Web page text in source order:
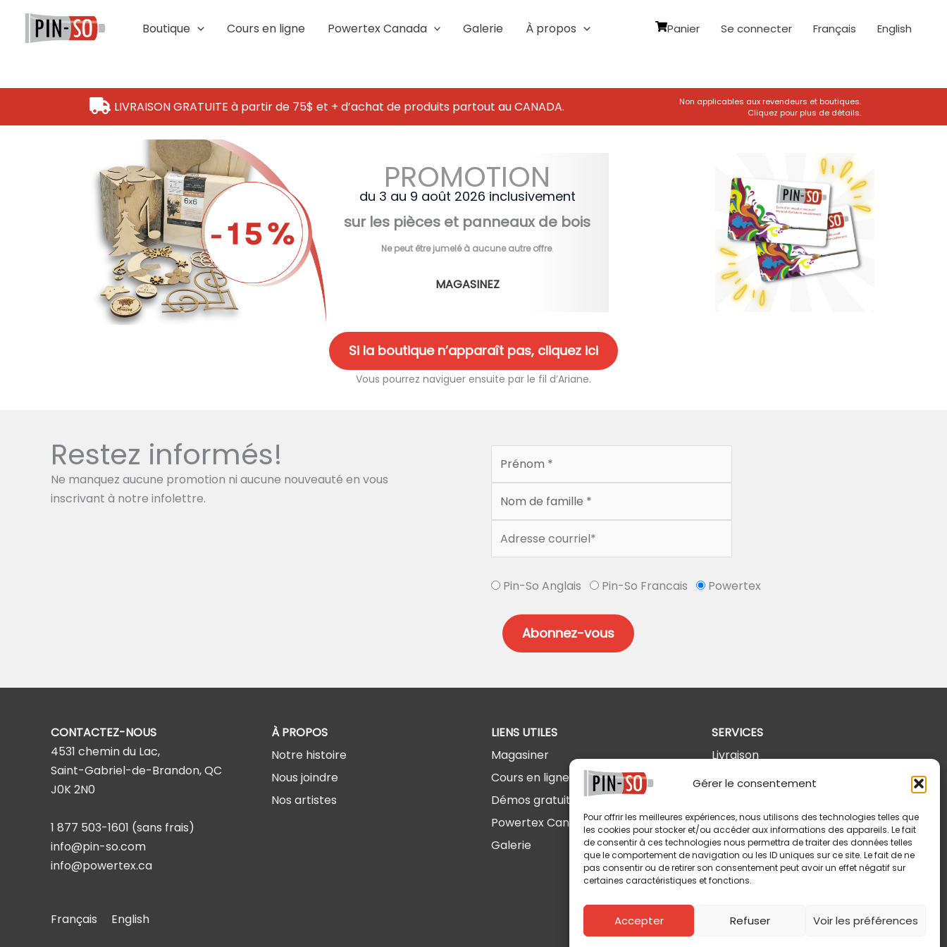
Gérer le consentement
Pour offrir les meilleures expériences, nous utilisons des technologies telles que
les cookies pour stocker et/ou accéder aux informations des appareils. Le fait
de consentir à ces technologies nous permettra de traiter des données telles
que le comportement de navigation ou les ID uniques sur ce site. Le fait de ne
pas consentir ou de retirer son consentement peut avoir un effet négatif sur
certaines caractéristiques et fonctions.
Accepter Refuser Voir les préférences
contenu
Boutique Cours en ligne Powertex Canada Galerie À propos Panier Se connecter Français English
LIVRAISON GRATUITE à partir de 75$ et + d’achat de produits partout au CANADA.
Non applicables aux revendeurs et boutiques.
Cliquez pour plus de détails.
PROMOTION
du 3 au 9 août 2026 inclusivement
sur les pièces et panneaux de bois
Ne peut être jumelé à aucune autre offre.
MAGASINEZ
Si la boutique n’apparaît pas, cliquez ici
Vous pourrez naviguer ensuite par le fil d’Ariane.
Restez informés!
Ne manquez aucune promotion ni aucune nouveauté en vous
inscrivant à notre infolettre.
Pin-So Anglais Pin-So Francais Powertex
CONTACTEZ-NOUS
4531 chemin du Lac,
Saint-Gabriel-de-Brandon, QC
J0K 2N0
1 877 503-1601 (sans frais)
info@pin-so.com
info@powertex.ca
À PROPOS
Notre histoire
Nous joindre
Nos artistes
LIENS UTILES
Magasiner
Cours en ligne
Démos gratuites
Powertex Canada
Galerie
SERVICES
Livraison
Retours et annulations
Modalités d'utilisation
Français English Copyright © 2026 Pin-So inc. Tous droits réservés.